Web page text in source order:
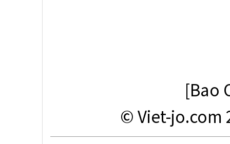
[Bao
© Viet-jo.com